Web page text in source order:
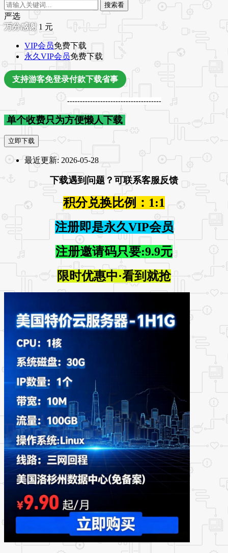
搜索看
严选
1 元
VIP会员免费下载
永久VIP会员免费下载
支持游客免登录付款下载省事
-------------------------------------
单个收费只为方便懒人下载
立即下载
最近更新: 2026-05-28
下载遇到问题？可联系客服反馈
积分兑换比例：1:1
注册即是永久VIP会员
注册邀请码只要:9.9元
限时优惠中·看到就抢